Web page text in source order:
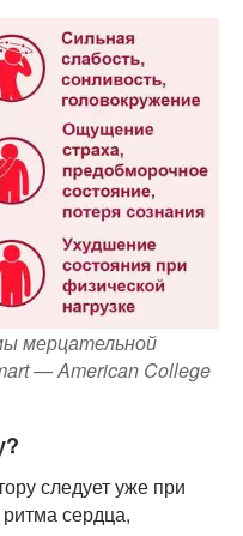
мерцательной
— American College
следует уже при
сердца,